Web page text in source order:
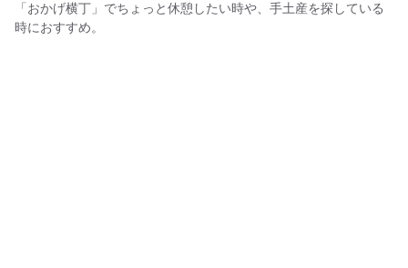
「おかげ横丁」でちょっと休憩したい時や、手土産を探している
時におすすめ。